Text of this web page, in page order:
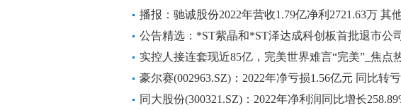
播报：驰诚股份2022年营收1.79亿净利2721.63万 其
年同期减少
公告精选：*ST紫晶和*ST泽达成科创板首批退市公
讯一季度净利同比增19.2% 全球热头条
实控人接连套现近85亿，完美世界难言“完美”_焦点
豪尔赛(002963.SZ)：2022年净亏损1.56亿元 同比转
点
同大股份(300321.SZ)：2022年净利润同比增长